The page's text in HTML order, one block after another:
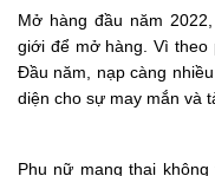
Mở hàng đầu năm
giới để mở hàng. Vì theo
Đầu năm, nạp càng
diện cho sự may mắn và
Phụ nữ mang thai